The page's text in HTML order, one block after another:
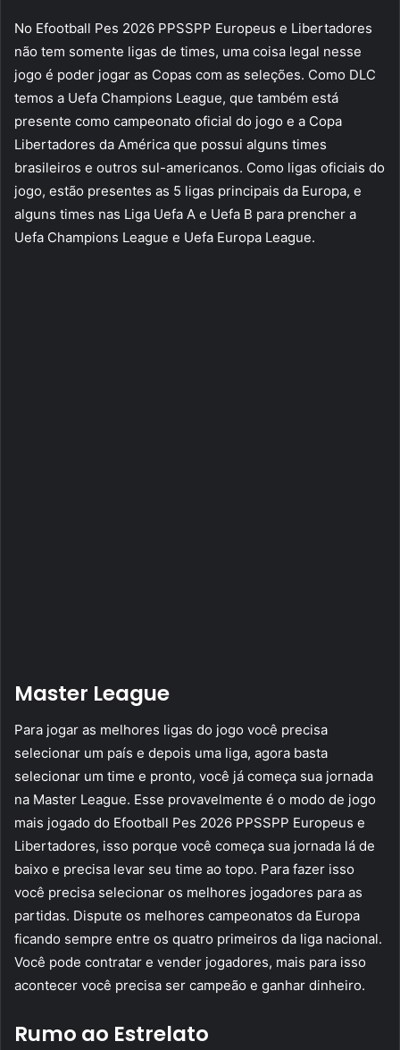
No Efootball Pes 2026 PPSSPP Europeus e Libertadores
não tem somente ligas de times, uma coisa legal nesse
jogo é poder jogar as Copas com as seleções. Como DLC
temos a Uefa Champions League, que também está
presente como campeonato oficial do jogo e a Copa
Libertadores da América que possui alguns times
brasileiros e outros sul-americanos. Como ligas oficiais do
jogo, estão presentes as 5 ligas principais da Europa, e
alguns times nas Liga Uefa A e Uefa B para prencher a
Uefa Champions League e Uefa Europa League.
Master League
Para jogar as melhores ligas do jogo você precisa
selecionar um país e depois uma liga, agora basta
selecionar um time e pronto, você já começa sua jornada
na Master League. Esse provavelmente é o modo de jogo
mais jogado do Efootball Pes 2026 PPSSPP Europeus e
Libertadores, isso porque você começa sua jornada lá de
baixo e precisa levar seu time ao topo. Para fazer isso
você precisa selecionar os melhores jogadores para as
partidas. Dispute os melhores campeonatos da Europa
ficando sempre entre os quatro primeiros da liga nacional.
Você pode contratar e vender jogadores, mais para isso
acontecer você precisa ser campeão e ganhar dinheiro.
Rumo ao Estrelato